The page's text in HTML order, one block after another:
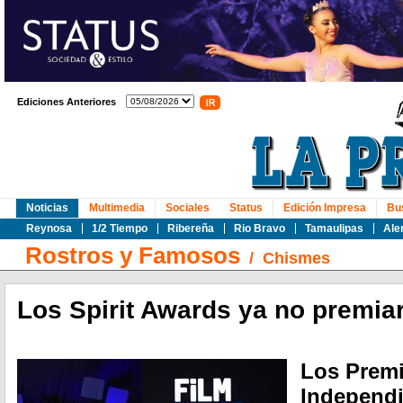
Ediciones Anteriores
Noticias
Reynosa
1/2 Tiempo Ribereña Rio Bravo Tamaulipas
Multimedia Sociales Status Edición Impresa
Rostros y Famosos / Chismes
Los Spirit Awards ya no
Los